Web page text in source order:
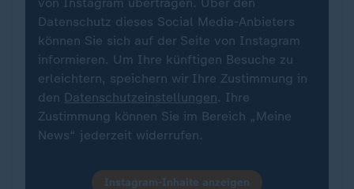
Datenschutz dieses Social Media-Anbieters
können Sie sich auf der Seite von Instagram
informieren. Um Ihre künftigen Besuche zu
erleichtern, speichern wir Ihre Zustimmung in
den Datenschutzeinstellungen. Ihre
Zustimmung können Sie im Bereich „Meine
News“ jederzeit widerrufen.
Instagram-Inhalte anzeigen